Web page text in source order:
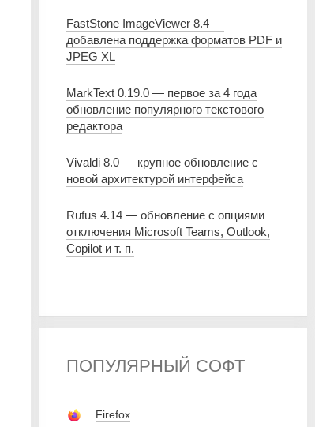
FastStone ImageViewer 8.4 —
добавлена поддержка форматов PDF и
JPEG XL
MarkText 0.19.0 — первое за 4 года
обновление популярного текстового
редактора
Vivaldi 8.0 — крупное обновление с
новой архитектурой интерфейса
Rufus 4.14 — обновление с опциями
отключения Microsoft Teams, Outlook,
Copilot и т. п.
ПОПУЛЯРНЫЙ СОФТ
Firefox